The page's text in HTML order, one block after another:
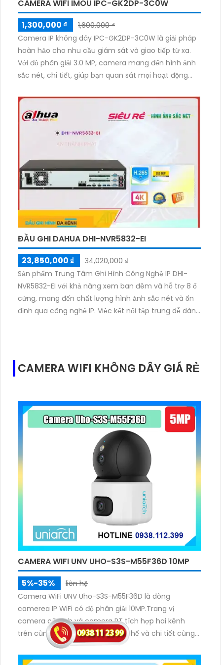
CAMERA WIFI IMOU IPC-GK2DP-3C0W
1,300,000 ₫
1,600,000 ₫
Camera IP không dây IPC-GK2DP-3C0W là giải pháp
hoàn hảo cho nhu cầu giám sát và giao tiếp từ xa.
Với độ phân giải 3.0 MP, camera mang đến hình ảnh
sắc nét, chi tiết, giúp bạn quan sát mọi hoạt động
nhờ công nghệ hồng ngoại 10m. Với thiết kế xoay 360
độ linh hoạt, cho phép bạn quan sát toàn bộ không
gian.
ĐẦU GHI DAHUA DHI-NVR5832-EI
23,850,000 ₫
34,020,000 ₫
Sản phẩm Trung Tâm Ghi Hình Công Nghệ IP DHI-
NVR5832-EI với khả năng xem ban đêm và hỗ trợ 8 ổ
cứng, mang đến chất lượng hình ảnh sắc nét và ổn
định qua công nghệ IP. Việc kết nối tập trung dễ dàng
ghi lại nhiều điểm nhấn và tạo ra hình ảnh chất lượng
cao. Công nghệ AI giúp sản phẩm nhận diện và lưu
phẩm tiết kiệm tối đa 50% dung lượng lưu trữ, tăng
hiệu suất và tiết kiệm chi phí.
CAMERA WIFI KHÔNG DÂY GIÁ RẺ
CAMERA WIFI UNV UHO-S3S-M55F36D 10MP
5%-35%
liên hệ
Camera WiFi UNV Uho-S3S-M55F36D là dòng
camerea IP WiFi có độ phân giải 10MP.Trang vị
camera cố định và camera PT tích hợp hai kênh
trên cùng một IP quan sát tổng thể và chi tiết cùng
lúc, hỗ trợ đàm thoại hai chiều cảnh báo âm thanh
ánh sáng. Kết hợp hồng ngoại và đèn ấm cho hình